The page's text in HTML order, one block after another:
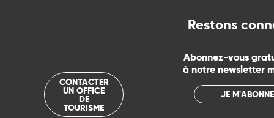
CONTACTER
UN OFFICE
DE
TOURISME
Restons
Abonnez-vous
à notre newsletter
JE M'ABONNE